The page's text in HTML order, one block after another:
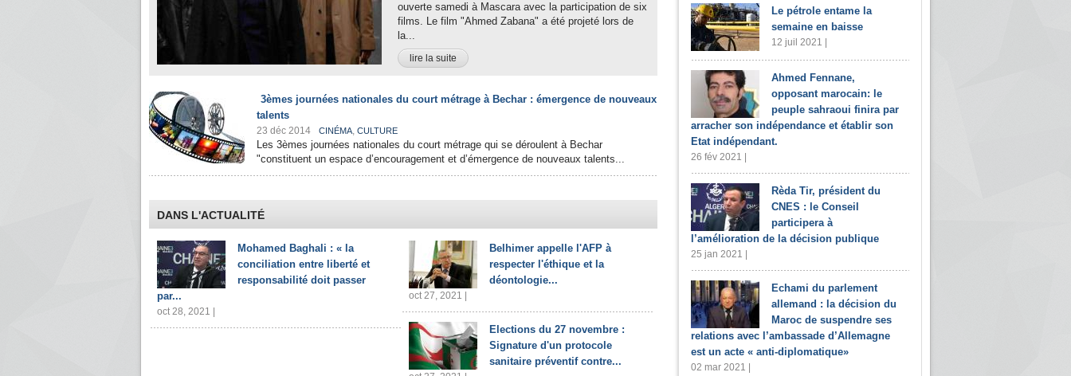
ouverte samedi à Mascara avec la participation de six
films. Le film "Ahmed Zabana" a été projeté lors de
la...
lire la suite
3èmes journées nationales du court métrage à Bechar : émergence de nouveaux
talents
23 déc 2014 CINÉMA, CULTURE
Les 3èmes journées nationales du court métrage qui se déroulent à Bechar
"constituent un espace d’encouragement et d’émergence de nouveaux talents...
DANS L'ACTUALITÉ
Mohamed Baghali : « la
conciliation entre liberté et
responsabilité doit passer
par...
oct 28, 2021 |
Belhimer appelle l'AFP à
respecter l'éthique et la
déontologie...
oct 27, 2021 |
Elections du 27 novembre :
Signature d'un protocole
sanitaire préventif contre...
Le pétrole entame la
semaine en baisse
12 juil 2021 |
Ahmed Fennane,
opposant marocain: le
peuple sahraoui finira par
arracher son indépendance et établir son
Etat indépendant.
26 fév 2021 |
Rèda Tir, président du
CNES : le Conseil
participera à
l’amélioration de la décision publique
25 jan 2021 |
Echami du parlement
allemand : la décision du
Maroc de suspendre ses
relations avec l’ambassade d’Allemagne
est un acte « anti-diplomatique»
02 mar 2021 |